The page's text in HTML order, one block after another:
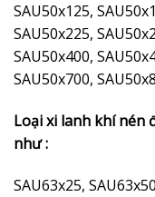
SAU50x125,
SAU50x225,
SAU50x400,
SAU50x700,
Loại xi lanh khí nén
như :
SAU63x25,